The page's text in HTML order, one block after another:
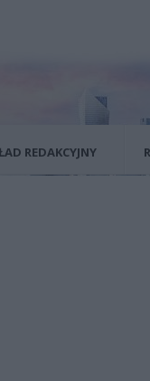
REDAKCYJNY